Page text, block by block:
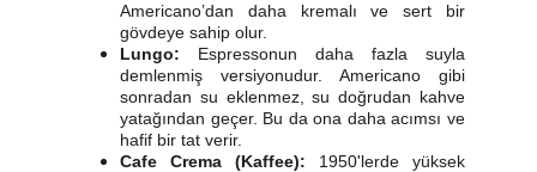
Americano’dan daha kremalı ve sert bir
gövdeye sahip olur.
Lungo: Espressonun daha fazla suyla
demlenmiş versiyonudur. Americano gibi
sonradan su eklenmez, su doğrudan kahve
yatağından geçer. Bu da ona daha acımsı ve
hafif bir tat verir.
Cafe Crema (Kaffee): 1950'lerde yüksek